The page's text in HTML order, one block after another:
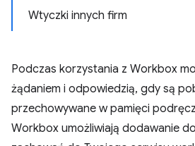
Wtyczki innych firm
Podczas korzystania z Workbox
żądaniem i odpowiedzią, gdy są
przechowywane w pamięci
Workbox umożliwiają dodawanie